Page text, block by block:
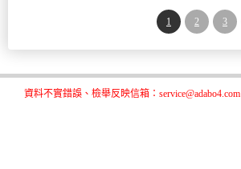
1 2 3
資料不實錯誤、檢舉反映信箱：service@adabo4.com